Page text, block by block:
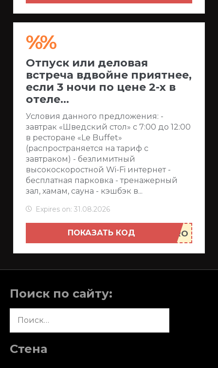
%%
Отпуск или деловая
встреча вдвойне приятнее,
если 3 ночи по цене 2-х в
отеле...
Условия данного предложения: -
завтрак «Шведский стол» с 7:00 до 12:00
в ресторане «Le Buffet»
(распространяется на тариф с
завтраком) - безлимитный
высокоскоростной Wi-Fi интернет -
бесплатная парковка - тренажерный
зал, хамам, сауна - кэшбэк в...
Expires on: 31.08.2026
ПОКАЗАТЬ КОД
Поиск по сайту:
Стена